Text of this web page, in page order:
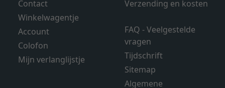
Contact
Winkelwagentje
Account
Colofon
Mijn verlanglijstje
Verzending en kosten
FAQ - Veelgestelde
vragen
Tijdschrift
Sitemap
Algemene